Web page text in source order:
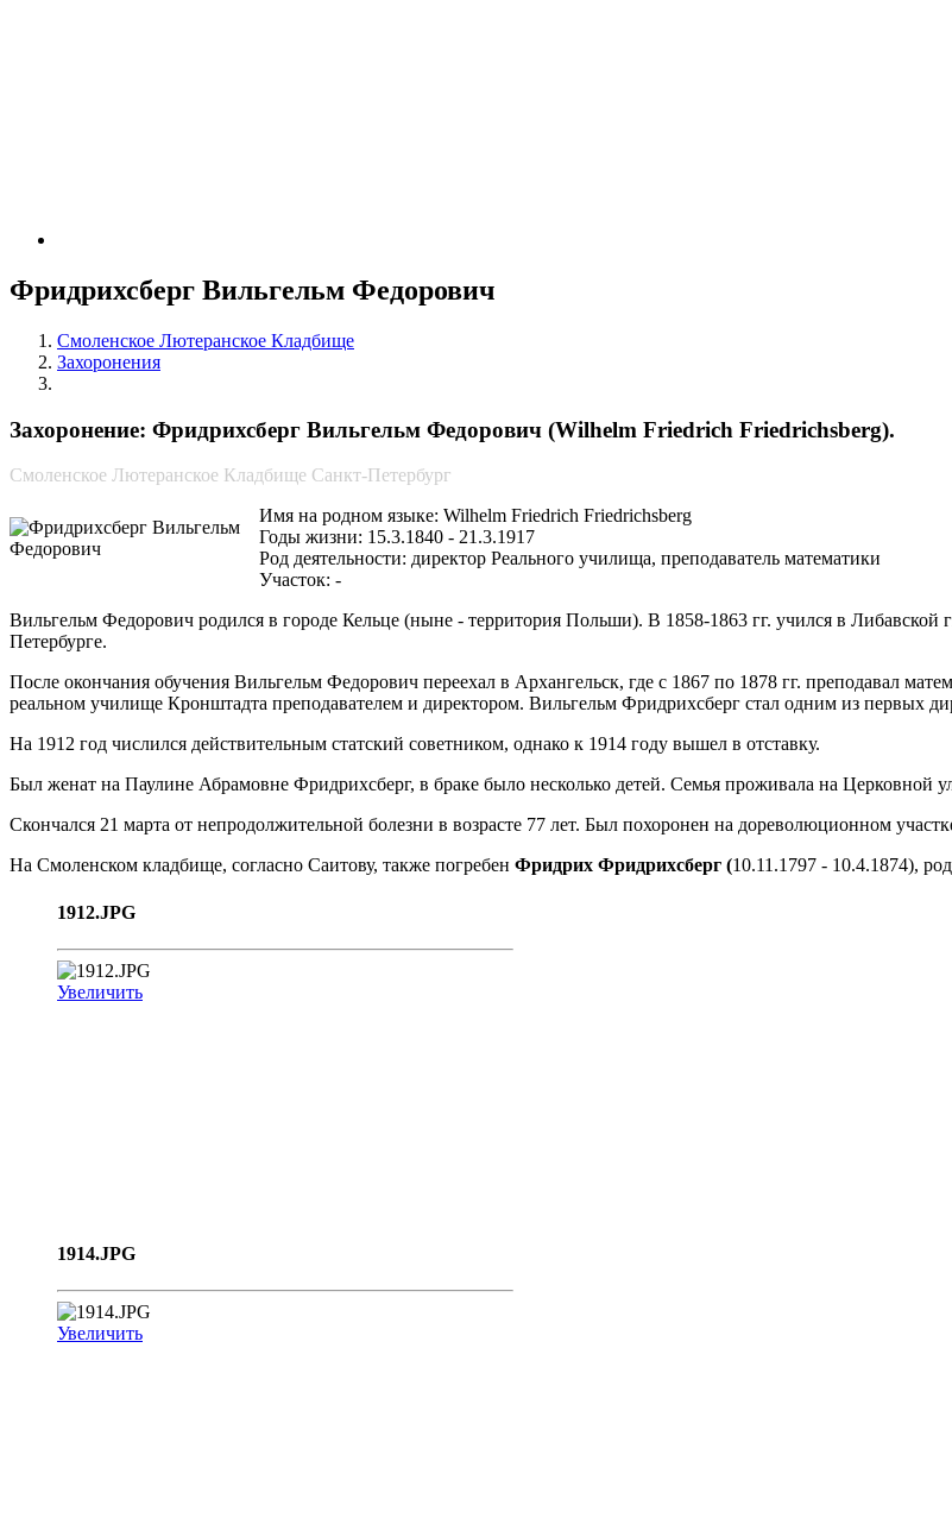
Фридрихсберг Вильгельм Федорович
Смоленское Лютеранское Кладбище
Захоронения
Захоронение: Фридрихсберг Вильгельм Федорович (Wilhelm Friedrich Friedrichsberg).
Смоленское Лютеранское Кладбище Санкт-Петербург
Имя на родном языке: Wilhelm Friedrich Friedrichsberg
Годы жизни: 15.3.1840 - 21.3.1917
Род деятельности: директор Реального училища, преподаватель математики
Участок: -
Вильгельм Федорович родился в городе Кельце (ныне - территория Польши). В 1858-1863 гг. учился в Либавской
Петербурге.
После окончания обучения Вильгельм Федорович переехал в Архангельск, где с 1867 по 1878 гг. преподавал
реальном училище Кронштадта преподавателем и директором. Вильгельм Фридрихсберг стал одним из первых
На 1912 год числился действительным статский советником, однако к 1914 году вышел в отставку.
Был женат на Паулине Абрамовне Фридрихсберг, в браке было несколько детей. Семья проживала на Церковной
Скончался 21 марта от непродолжительной болезни в возрасте 77 лет. Был похоронен на дореволюционном
На Смоленском кладбище, согласно Саитову, также погребен Фридрих Фридрихсберг (10.11.1797 - 10.4.1874),
1912.JPG
Увеличить
1914.JPG
Увеличить